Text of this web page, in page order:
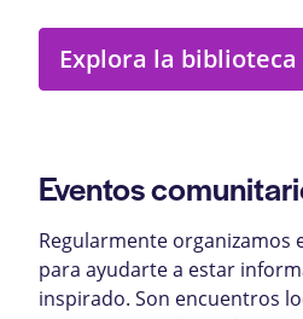
Explora la biblioteca
Eventos
Regularmente organizamos
para ayudarte a estar
inspirado. Son encuentros